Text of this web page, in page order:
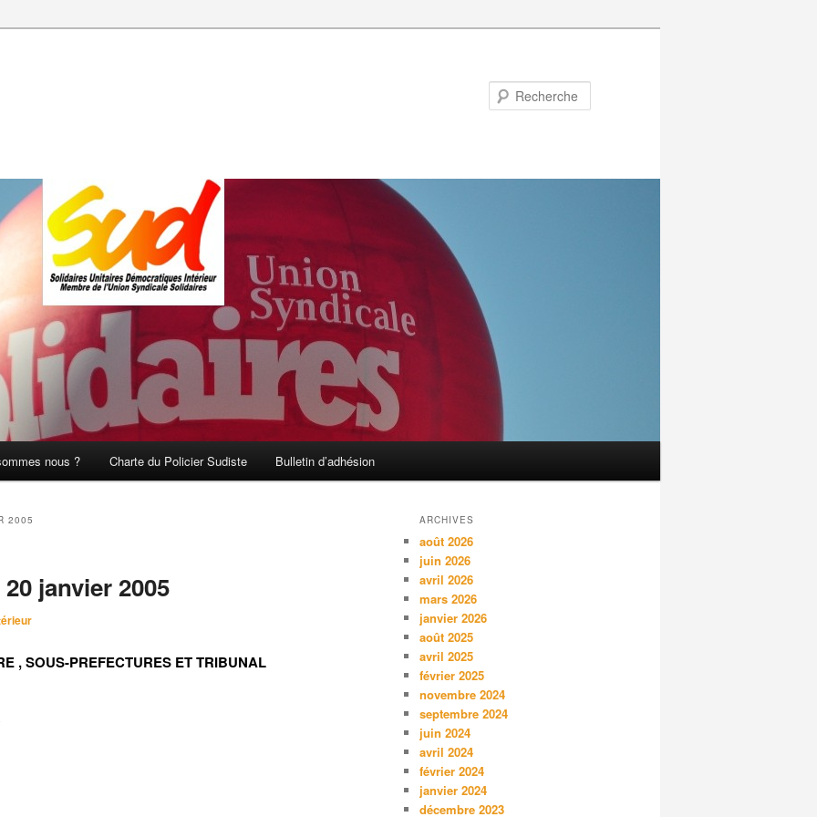
nous ? Charte du Policier Sudiste Bulletin d’adhésion
2005
janvier 2005
, SOUS-PREFECTURES ET TRIBUNAL
ARCHIVES
août 2026
juin 2026
avril 2026
mars 2026
janvier 2026
août 2025
avril 2025
février 2025
novembre 2024
septembre 2024
juin 2024
avril 2024
février 2024
janvier 2024
décembre 2023